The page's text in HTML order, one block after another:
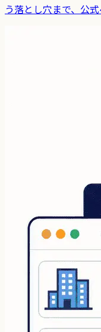
う落とし穴まで、公